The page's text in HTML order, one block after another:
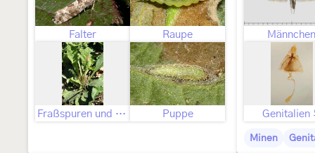
Falter Raupe
Fraßspuren und Befallsbild Puppe
Männchen
Genitalien
Minen